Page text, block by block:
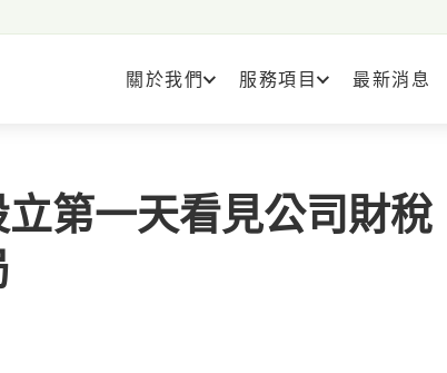
關於我們
服務項目 最新消息
第一天看見公司財稅